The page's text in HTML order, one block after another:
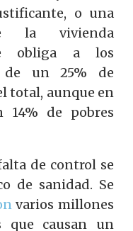
o una
la vivienda
obliga a los
de un 25% de
total, aunque en
14% de pobres
de control se
de sanidad. Se
varios millones
que causan un